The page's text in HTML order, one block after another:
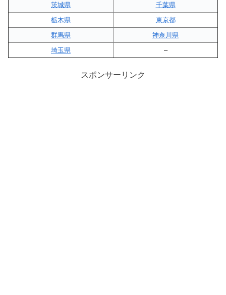
茨城県
千葉県
栃木県
東京都
群馬県
神奈川県
埼玉県
–
スポンサーリンク